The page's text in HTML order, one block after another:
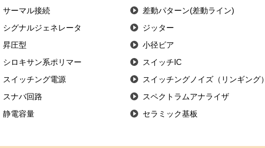
サーマル接続 差動パターン(差動ライン)
シグナルジェネレータ ジッター
昇圧型 小径ビア
シロキサン系ポリマー スイッチIC
スイッチング電源 スイッチングノイズ（リンギング）
スナバ回路 スペクトラムアナライザ
静電容量 セラミック基板